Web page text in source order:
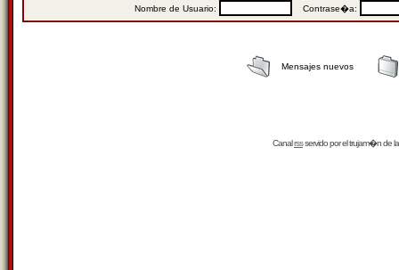
Nombre de Usuario: Contrase�a:
Mensajes nuevos
Canalrssservido por eltrujam�nde